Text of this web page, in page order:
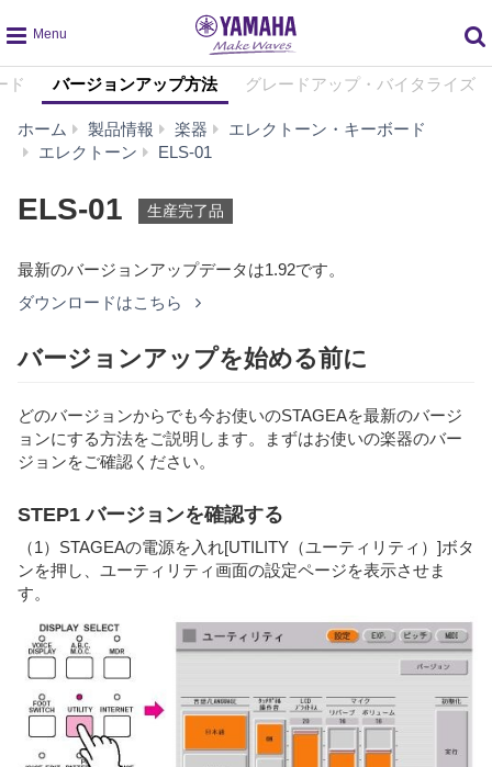
global
navigation
ド バージョンアップ方法 グレードアップ・バイタライズ
ホーム 製品情報 楽器
エレクトーン・キーボード
エレクトーン
ELS-01
ジ
ョ
ア
法
ELS-01 生産完了品
最新のバージョンアップデータは1.92です。
ダウンロードはこちら
バージョンアップを始める前に
どのバージョンからでも今お使いのSTAGEAを最新のバージ
ョンにする方法をご説明します。まずはお使いの楽器のバー
ジョンをご確認ください。
STEP1 バージョンを確認する
（1）STAGEAの電源を入れ[UTILITY（ユーティリティ）]ボタ
ンを押し、ユーティリティ画面の設定ページを表示させま
す。